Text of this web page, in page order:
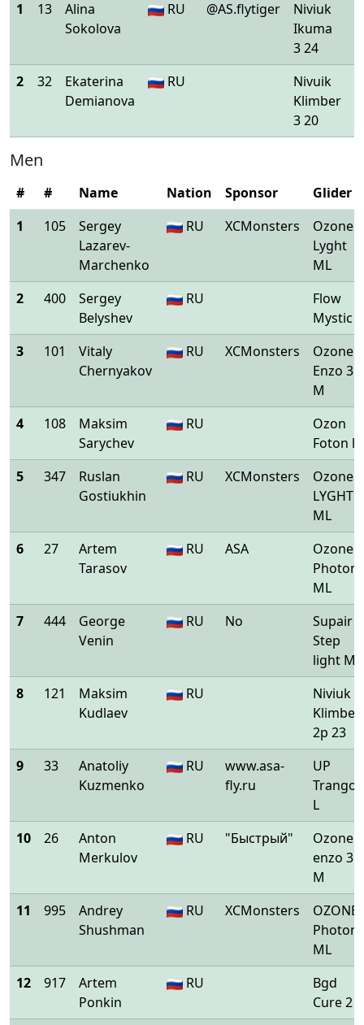
1
13
Alina
Sokolova
RU @AS.flytiger
Niviuk
Ikuma
3 24
2 32
Ekaterina
Demianova
RU
Nivuik
Klimber
3 20
Men
# # Name Nation Sponsor
Glider
1
105
Sergey
Lazarev-
Marchenko
RU XCMonsters
Ozone
Lyght
ML
2
400
Sergey
Belyshev
RU
Flow
Mystic S
3
101
Vitaly
Chernyakov
RU XCMonsters
Ozone
Enzo 3
M
4
108
Maksim
Sarychev
RU
Ozon
Foton l
5
347
Ruslan
Gostiukhin
RU XCMonsters
Ozone
LYGHT
ML
6
27
Artem
Tarasov
RU ASA
Ozone
Photon
ML
7
444
George
Venin
RU No
Supair
Step
light ML
8
121
Maksim
Kudlaev
RU
Niviuk
Klimber
2p 23
9
33
Anatoliy
Kuzmenko
RU
www.asa-
fly.ru
UP
Trango
L
10
26
Anton
Merkulov
RU "Быстрый"
Ozone
enzo 3
M
11
995
Andrey
Shushman
RU XCMonsters
OZONE
Photon
ML
12
917
Artem
Ponkin
RU
Bgd
Cure 2 S